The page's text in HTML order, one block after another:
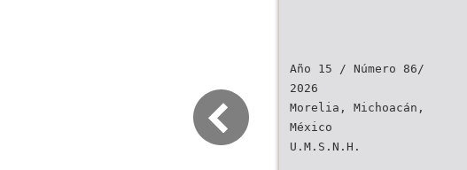
Año 15 / Número 86/
2026
Morelia, Michoacán,
México
U.M.S.N.H.